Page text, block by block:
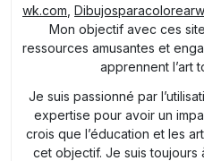
wk.com
Mon objectif avec ces
ressources amusantes et
apprennent l’art
Je suis passionné par
expertise pour avoir un
crois que l’éducation et les
cet objectif. Je suis